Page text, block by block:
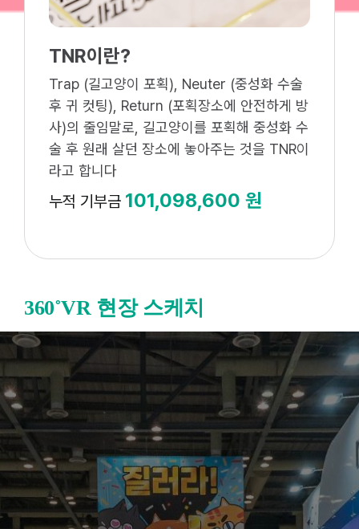
TNR이란?
Trap (길고양이 포획), Neuter (중성화 수술
후 귀 컷팅), Return (포획장소에 안전하게 방
사)의 줄임말로, 길고양이를 포획해 중성화 수
술 후 원래 살던 장소에 놓아주는 것을 TNR이
라고 합니다
누적 기부금 101,098,600 원
360˚VR 현장 스케치